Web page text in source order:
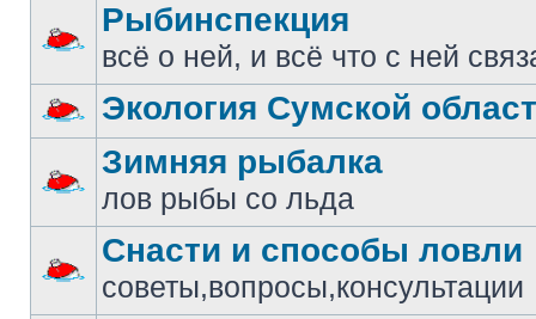
Рыбинспекция
всё о ней, и всё что с ней
Экология Сумской
Зимняя рыбалка
лов рыбы со льда
Снасти и способы ловли
советы,вопросы,консультации